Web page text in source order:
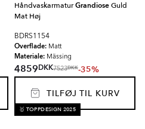
HåndvaskarmaturGrandioseGuld
Mat Høj
BDRS1154
Overflade: Matt
Materiale: Mässing
4859DKK7523DKK-35%
TILFØJ TIL KURV
🥇 TOPPDESIGN 2025